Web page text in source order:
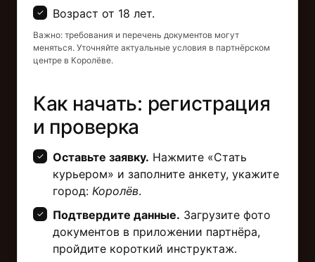
Возраст от 18 лет.
Важно: требования и перечень документов могут
меняться. Уточняйте актуальные условия в партнёрском
центре в Королёве.
Как начать: регистрация
и проверка
Оставьте заявку. Нажмите «Стать
курьером» и заполните анкету, укажите
город: Королёв.
Подтвердите данные. Загрузите фото
документов в приложении партнёра,
пройдите короткий инструктаж.